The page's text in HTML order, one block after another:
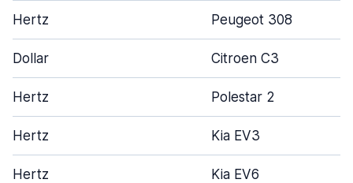
Hertz Peugeot 308
Dollar Citroen C3
Hertz Polestar 2
Hertz Kia EV3
Hertz Kia EV6